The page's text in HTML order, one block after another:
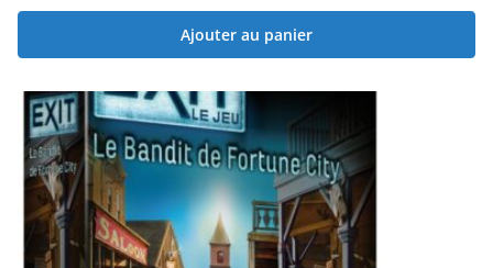
Ajouter au panier